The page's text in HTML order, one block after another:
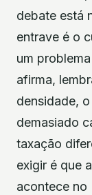
debate está
entrave é o
um
afirma,
densidade,
demasiado
taxação
exigir é que
acontece no